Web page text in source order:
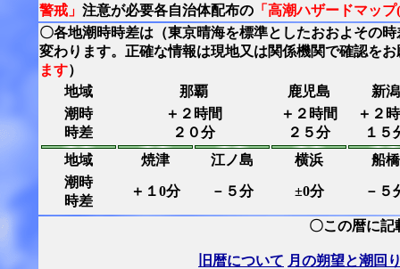
警戒」 注意が必要各自治体配布の 「高潮ハザードマッ
〇各地潮時時差は（東京晴海を標準としたおおよその
変わります。正確な情報は現地又は関係機関で確認を
ます）
地域
那覇 鹿児島
新潟
潮時
時差
＋２時間
２０分
＋２時間
２５分
＋２
１５
地域
焼津 江ノ島 横浜
船橋
潮時
時差
＋１0分 －５分 ±0分 －５
〇この暦に記
旧暦について 月の朔望と潮回